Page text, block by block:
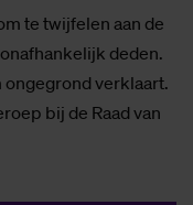
te twijfelen aan de
deden.
ongegrond verklaart.
bij de Raad van